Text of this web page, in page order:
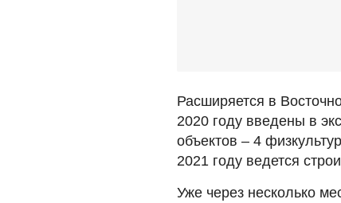
Расширяется в
2020 году введены в
объектов – 4
2021 году ведется
Уже через несколько